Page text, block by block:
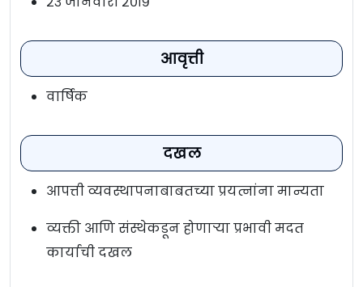
आवृत्ती
वार्षिक
दखल
आपत्ती व्यवस्थापनाबाबतच्या प्रयत्नांना मान्यता
व्यक्ती आणि संस्थेकडून होणाऱ्या प्रभावी मदत
कार्याची दखल